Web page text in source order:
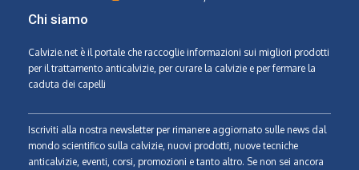
Chi siamo
Calvizie.net è il portale che raccoglie informazioni sui migliori prodotti
per il trattamento anticalvizie, per curare la calvizie e per fermare la
caduta dei capelli
Iscriviti alla nostra newsletter per rimanere aggiornato sulle news dal
mondo scientifico sulla calvizie, nuovi prodotti, nuove tecniche
anticalvizie, eventi, corsi, promozioni e tanto altro. Se non sei ancora